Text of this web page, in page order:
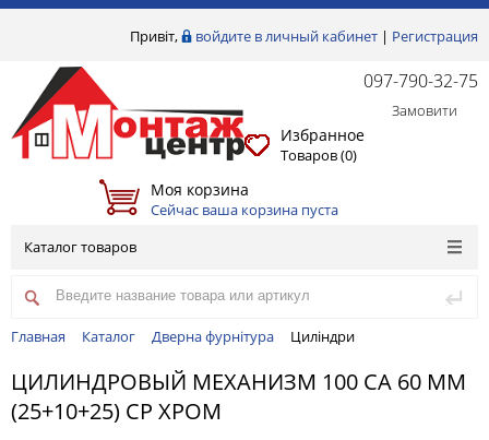
Привіт, войдите в личный кабинет | Регистрация
097-790-32-75
Замовити
Избранное
Товаров (0)
Моя корзина
Сейчас ваша корзина пуста
Каталог товаров
Главная Каталог Дверна фурнітура Циліндри
ЦИЛИНДРОВЫЙ МЕХАНИЗМ 100 CA 60 MM
(25+10+25) CP ХРОМ